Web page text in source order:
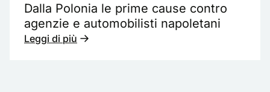
Dalla Polonia le prime cause contro
agenzie e automobilisti napoletani
Leggi di più